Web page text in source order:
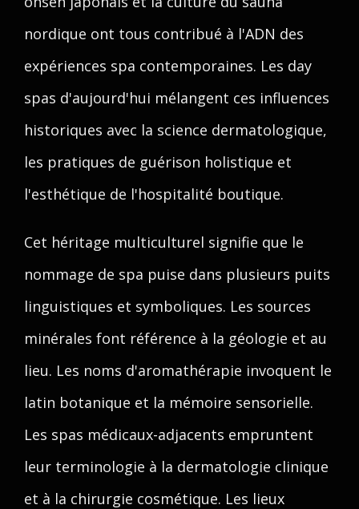
nordique ont tous contribué à l'ADN des
expériences spa contemporaines. Les day
spas d'aujourd'hui mélangent ces influences
historiques avec la science dermatologique,
les pratiques de guérison holistique et
l'esthétique de l'hospitalité boutique.
Cet héritage multiculturel signifie que le
nommage de spa puise dans plusieurs puits
linguistiques et symboliques. Les sources
minérales font référence à la géologie et au
lieu. Les noms d'aromathérapie invoquent le
latin botanique et la mémoire sensorielle.
Les spas médicaux-adjacents empruntent
leur terminologie à la dermatologie clinique
et à la chirurgie cosmétique. Les lieux